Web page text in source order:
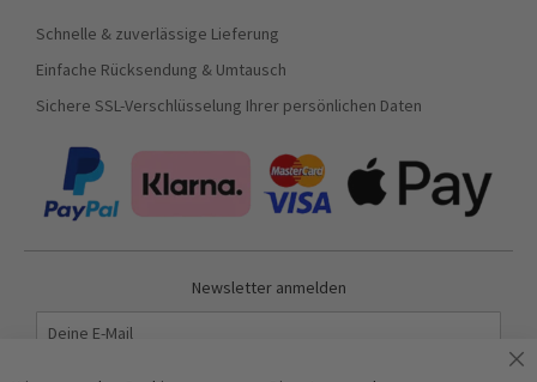
Schnelle & zuverlässige Lieferung
Einfache Rücksendung & Umtausch
Sichere SSL-Verschlüsselung Ihrer persönlichen Daten
Newsletter anmelden